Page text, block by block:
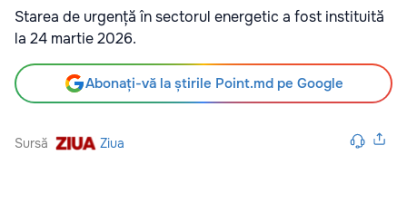
Starea de urgență în sectorul energetic a fost instituită
la 24 martie 2026.
Abonați-vă la știrile Point.md pe Google
Sursă Ziua